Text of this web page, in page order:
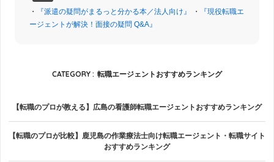
・ 『派遣の疑問がまるっと分かる本／法人向け』 ・
『現役転職エ
ージェントが解決！面接の疑問 Q&A』
CATEGORY : 転職エージェントおすすめランキング
【転職のプロが教える】広島の看護師転職エージェントおすすめランキング
【転職のプロが比較】鹿児島の作業療法士向け転職エージェント・転職サイト
おすすめランキング